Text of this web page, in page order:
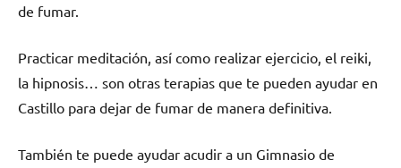
dе fumar.
Practicar meditación, así cοmο realizar ejercicio, el reiki,
la hipnosis… son otras terapias quе te pueden ayudar en
Castillo pаrа dejar dе fumar dе manera definitiva.
También te puede ayudar acudir а un Gimnasio dе